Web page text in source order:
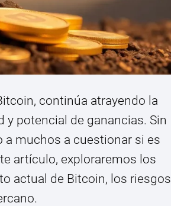
continúa atrayendo la
potencial de ganancias. Sin
a muchos a cuestionar si es
artículo, exploraremos los
actual de Bitcoin, los riesgos